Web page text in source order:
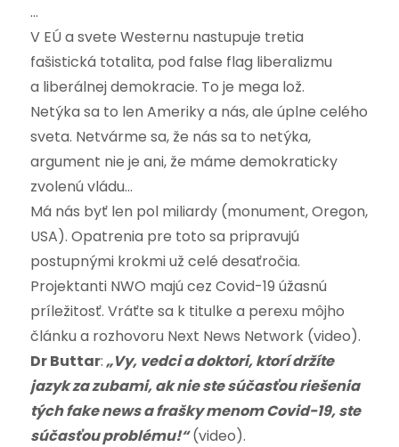
…
V EÚ a svete Westernu nastupuje tretia
fašistická totalita, pod false flag liberalizmu
a liberálnej demokracie. To je mega lož.
Netýka sa to len Ameriky a nás, ale úplne celého
sveta. Netvárme sa, že nás sa to netýka,
argument nie je ani, že máme demokraticky
zvolenú vládu…
Má nás byť len pol miliardy (monument, Oregon,
USA). Opatrenia pre toto sa pripravujú
postupnými krokmi už celé desaťročia.
Projektanti NWO majú cez Covid-19 úžasnú
príležitosť. Vráťte sa k titulke a perexu môjho
článku a rozhovoru Next News Network (video).
Dr Buttar:„Vy, vedci a doktori, ktorí držíte
jazyk za zubami, ak nie ste súčasťou riešenia
tých fake news a frašky menom Covid-19, ste
súčasťou problému!“(video).